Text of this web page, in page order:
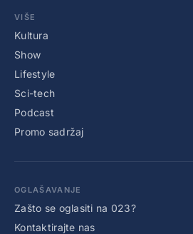
VIŠE
Kultura
Show
Lifestyle
Sci-tech
Podcast
Promo sadržaj
OGLAŠAVANJE
Zašto se oglasiti na 023?
Kontaktirajte nas